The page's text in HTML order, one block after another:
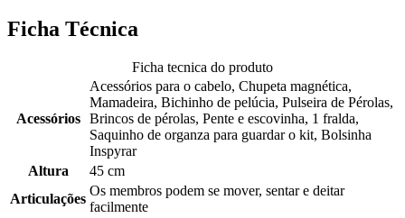
Ficha Técnica
Ficha tecnica do produto
Acessórios
Acessórios para o cabelo, Chupeta magnética,
Mamadeira, Bichinho de pelúcia, Pulseira de Pérolas,
Brincos de pérolas, Pente e escovinha, 1 fralda,
Saquinho de organza para guardar o kit, Bolsinha
Inspyrar
Altura
45 cm
Articulações
Os membros podem se mover, sentar e deitar
facilmente